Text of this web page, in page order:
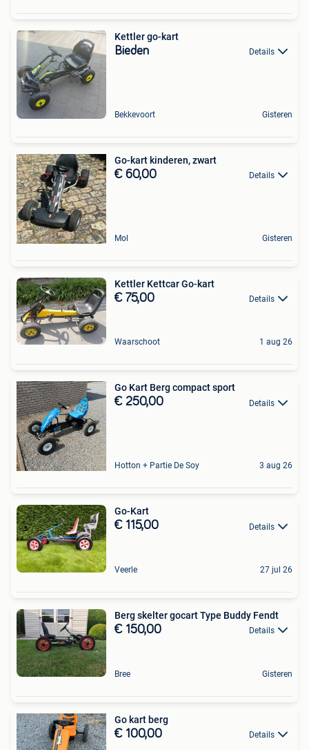
Kettler go-kart
Bieden Details
Bekkevoort Gisteren
Go-kart kinderen, zwart
€ 60,00 Details
Mol Gisteren
Kettler Kettcar Go-kart
€ 75,00 Details
Waarschoot 1 aug 26
Go Kart Berg compact sport
€ 250,00 Details
Hotton + Partie De Soy 3 aug 26
Go-Kart
€ 115,00 Details
Veerle 27 jul 26
Berg skelter gocart Type Buddy Fendt
€ 150,00 Details
Bree Gisteren
Go kart berg
€ 100,00 Details